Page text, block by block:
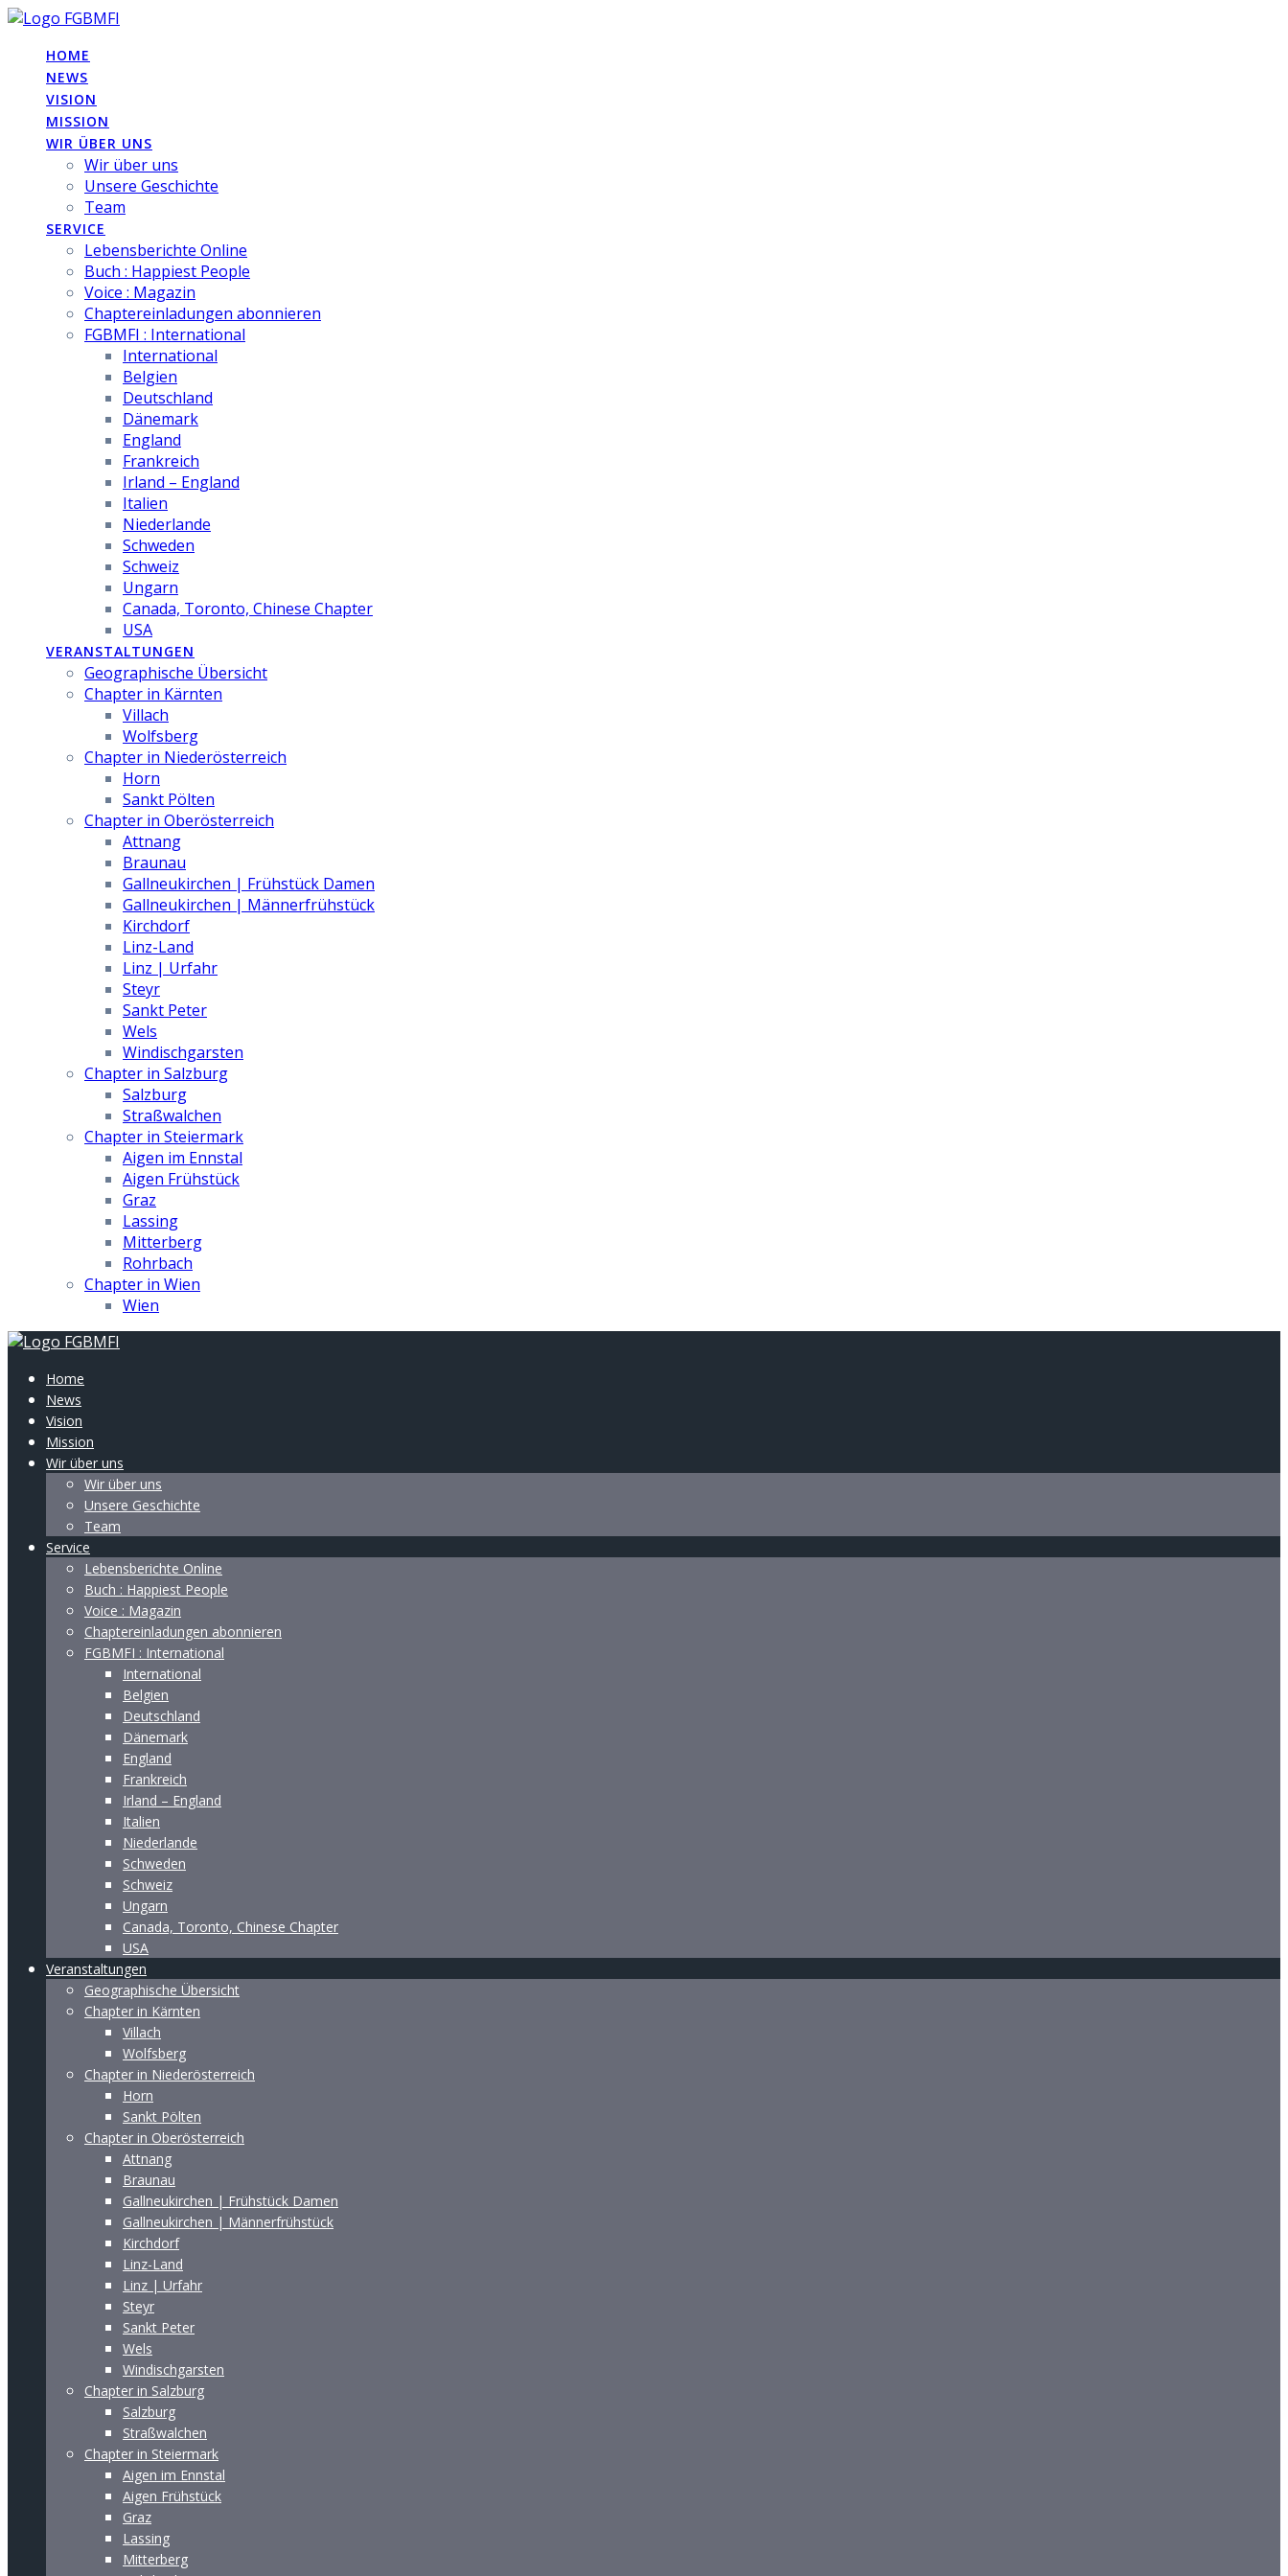
Skip
contentHOME
NEWS
VISION
MISSION
WIR ÜBER UNS
Wir über uns
Unsere Geschichte
Team
SERVICE
Lebensberichte Online
Buch : Happiest People
Voice : Magazin
Chaptereinladungen abonnieren
FGBMFI : International
International
Belgien
Deutschland
Dänemark
England
Frankreich
Irland – England
Italien
Niederlande
Schweden
Schweiz
Ungarn
Canada, Toronto, Chinese Chapter
USA
VERANSTALTUNGEN
Geographische Übersicht
Chapter in Kärnten
Villach
Wolfsberg
Chapter in Niederösterreich
Horn
Sankt Pölten
Chapter in Oberösterreich
Attnang
Braunau
Gallneukirchen | Frühstück Damen
Gallneukirchen | Männerfrühstück
Kirchdorf
Linz-Land
Linz | Urfahr
Steyr
Sankt Peter
Wels
Windischgarsten
Chapter in Salzburg
Salzburg
Straßwalchen
Chapter in Steiermark
Aigen im Ennstal
Aigen Frühstück
Graz
Lassing
Mitterberg
Rohrbach
Chapter in Wien
Wien
Home
News
Vision
Mission
Wir über uns
Wir über uns
Unsere Geschichte
Team
Service
Lebensberichte Online
Buch : Happiest People
Voice : Magazin
Chaptereinladungen abonnieren
FGBMFI : International
International
Belgien
Deutschland
Dänemark
England
Frankreich
Irland – England
Italien
Niederlande
Schweden
Schweiz
Ungarn
Canada, Toronto, Chinese Chapter
USA
Veranstaltungen
Geographische Übersicht
Chapter in Kärnten
Villach
Wolfsberg
Chapter in Niederösterreich
Horn
Sankt Pölten
Chapter in Oberösterreich
Attnang
Braunau
Gallneukirchen | Frühstück Damen
Gallneukirchen | Männerfrühstück
Kirchdorf
Linz-Land
Linz | Urfahr
Steyr
Sankt Peter
Wels
Windischgarsten
Chapter in Salzburg
Salzburg
Straßwalchen
Chapter in Steiermark
Aigen im Ennstal
Aigen Frühstück
Graz
Lassing
Mitterberg